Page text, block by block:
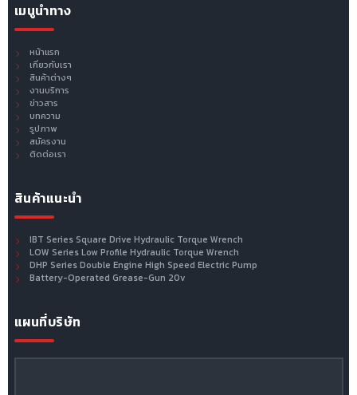
เมนูนำทาง
หน้าแรก
เกี่ยวกับเรา
สินค้าต่างๆ
งานบริการ
ข่าวสาร
บทความ
รูปภาพ
สมัครงาน
ติดต่อเรา
สินค้าแนะนำ
IBT Series Square Drive Hydraulic Torque Wrench
LOW Series Low Profile Hydraulic Torque Wrench
DHP Series Double Engine High Speed Electric Pump
Battery-Operated Grease-Gun 20v
แผนที่บริษัท